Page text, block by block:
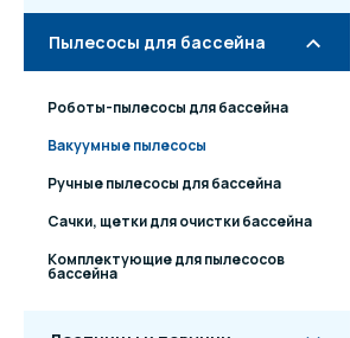
Пылесосы для бассейна
Роботы-пылесосы для бассейна
Вакуумные пылесосы
Ручные пылесосы для бассейна
Сачки, щетки для очистки бассейна
Комплектующие для пылесосов
бассейна